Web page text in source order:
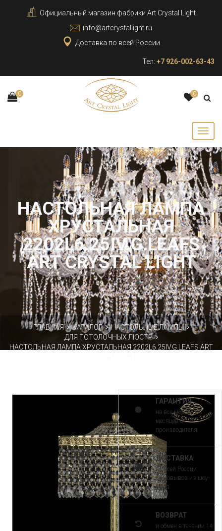
Официальный магазин фабрики Art Crystal Light
info@artcrystallight.ru
Доставка по всей России
Тел: +7 926-002-63-43
0 0
НАСТОЛЬНАЯ ЛАМПА
ХРУСТАЛЬНАЯ
2202L6.25IV.G.LEAFS
ART CRYSTAL LIGHT
ГЛАВНАЯ КАТАЛОГ
НАСТОЛЬНЫЕ ЛАМПЫ
ДЛЯ ПОТОЛОЧНЫХ ЛЮСТР
НАСТОЛЬНАЯ ЛАМПА ХРУСТАЛЬНАЯ 2202L6.25IV.G.LEAFS ART
ГАРАНТИЯ
на все модели 30
месяцев от
производителя
ДОСТАВКА
по всей России.
Самовывоз из шоу-
рума
ВОЗВРАТ
и обмен в течении 14